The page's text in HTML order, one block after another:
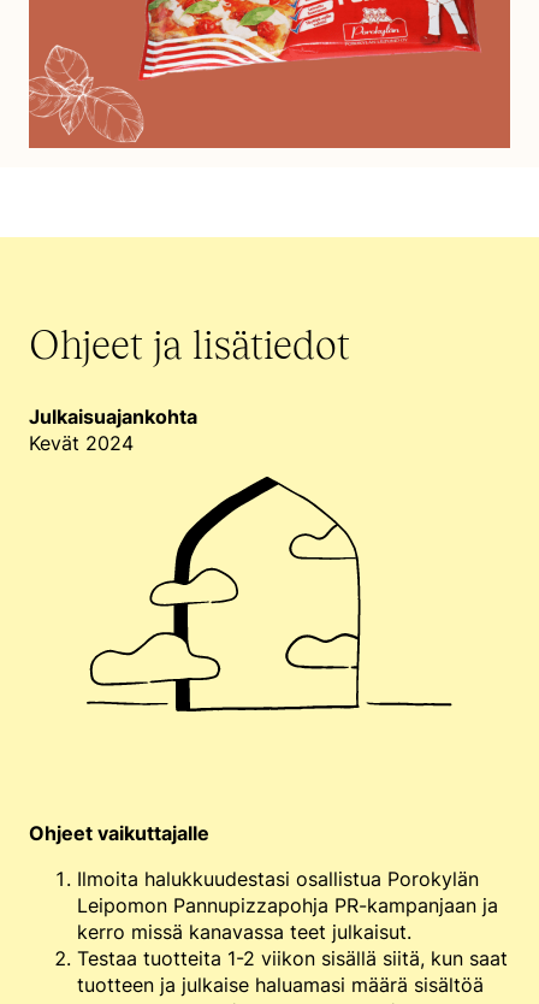
Ohjeet ja lisätiedot
Julkaisuajankohta
Kevät 2024
Ohjeet vaikuttajalle
Ilmoita halukkuudestasi osallistua Porokylän
Leipomon Pannupizzapohja PR-kampanjaan ja
kerro missä kanavassa teet julkaisut.
Testaa tuotteita 1-2 viikon sisällä siitä, kun saat
tuotteen ja julkaise haluamasi määrä sisältöä